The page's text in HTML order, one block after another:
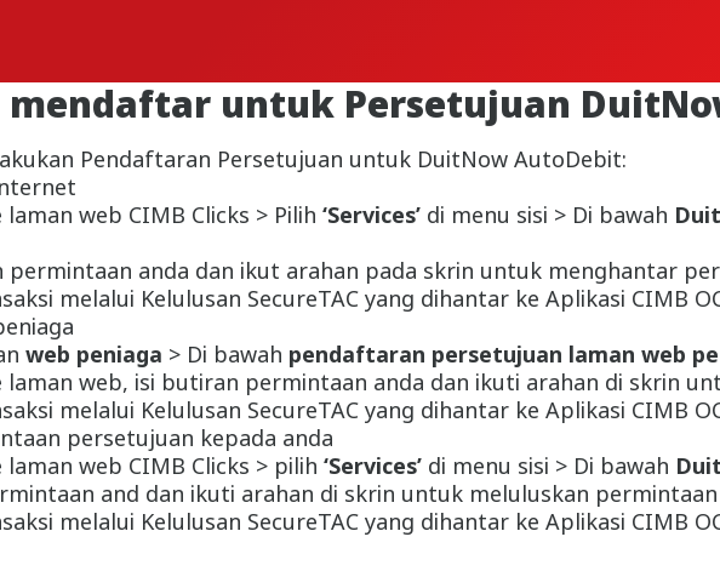
mendaftar untuk Persetujuan
Pendaftaran Persetujuan untuk DuitNow AutoDebit:
web CIMB Clicks > Pilih ‘Services’ di menu sisi > Di bawah
permintaan anda dan ikut arahan pada skrin untuk menghantar
melalui Kelulusan SecureTAC yang dihantar ke Aplikasi CIMB
web peniaga > Di bawah pendaftaran persetujuan laman web
laman web, isi butiran permintaan anda dan ikuti arahan di skrin
melalui Kelulusan SecureTAC yang dihantar ke Aplikasi CIMB
persetujuan kepada anda
web CIMB Clicks > pilih ‘Services’ di menu sisi > Di bawah
and dan ikuti arahan di skrin untuk meluluskan
melalui Kelulusan SecureTAC yang dihantar ke Aplikasi CIMB